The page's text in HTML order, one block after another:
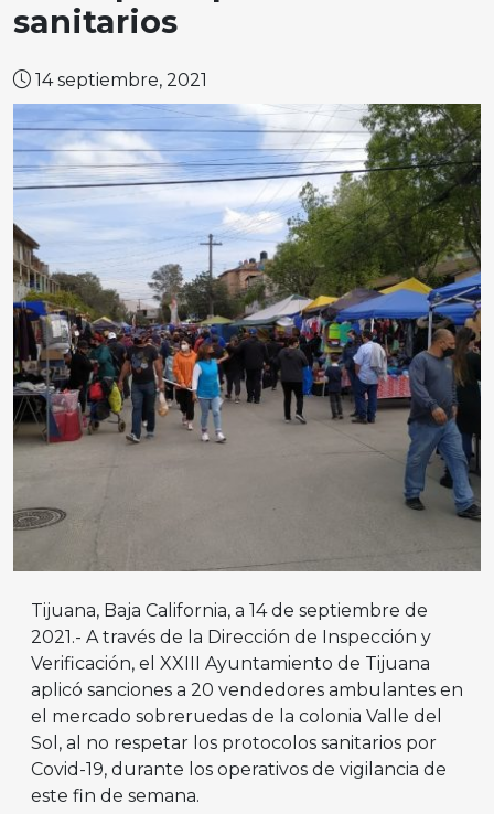
sanitarios
14 septiembre, 2021
Tijuana, Baja California, a 14 de septiembre de
2021.- A través de la Dirección de Inspección y
Verificación, el XXIII Ayuntamiento de Tijuana
aplicó sanciones a 20 vendedores ambulantes en
el mercado sobreruedas de la colonia Valle del
Sol, al no respetar los protocolos sanitarios por
Covid-19, durante los operativos de vigilancia de
este fin de semana.